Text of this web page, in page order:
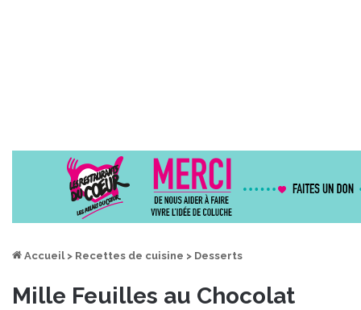
Accueil > Recettes de cuisine > Desserts
Mille Feuilles au Chocolat